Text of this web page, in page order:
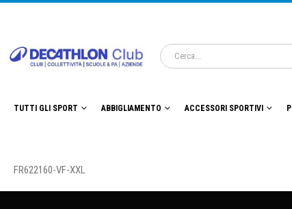
TUTTI GLI SPORT ABBIGLIAMENTO ACCESSORI SPORTIVI
FR622160-VF-XXL